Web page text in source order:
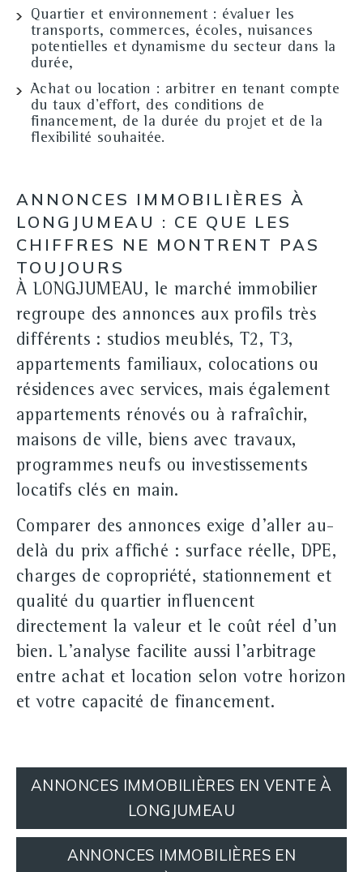
Quartier et environnement : évaluer les
transports, commerces, écoles, nuisances
potentielles et dynamisme du secteur dans la
durée,
Achat ou location : arbitrer en tenant compte
du taux d'effort, des conditions de
financement, de la durée du projet et de la
flexibilité souhaitée.
ANNONCES IMMOBILIÈRES À
LONGJUMEAU : CE QUE LES
CHIFFRES NE MONTRENT PAS
TOUJOURS
À LONGJUMEAU, le marché immobilier
regroupe des annonces aux profils très
différents : studios meublés, T2, T3,
appartements familiaux, colocations ou
résidences avec services, mais également
appartements rénovés ou à rafraîchir,
maisons de ville, biens avec travaux,
programmes neufs ou investissements
locatifs clés en main.
Comparer des annonces exige d'aller au-
delà du prix affiché : surface réelle, DPE,
charges de copropriété, stationnement et
qualité du quartier influencent
directement la valeur et le coût réel d'un
bien. L'analyse facilite aussi l'arbitrage
entre achat et location selon votre horizon
et votre capacité de financement.
ANNONCES IMMOBILIÈRES EN VENTE À
LONGJUMEAU
ANNONCES IMMOBILIÈRES EN